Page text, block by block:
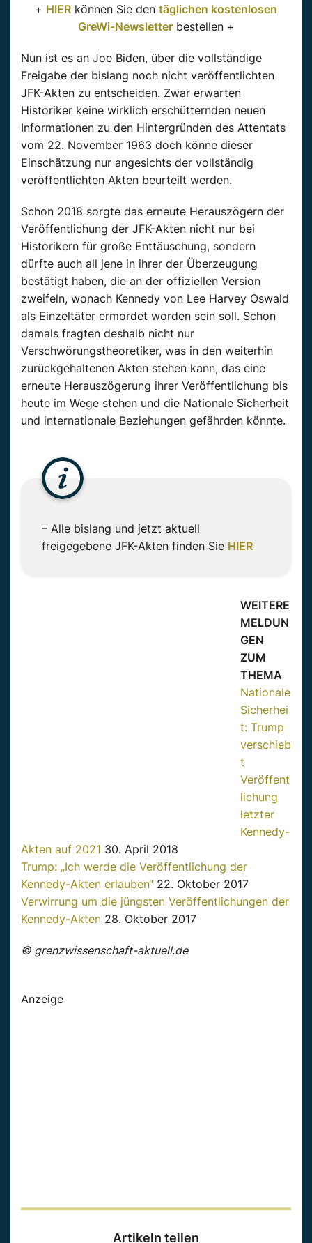
+ HIER können Sie den täglichen kostenlosen
GreWi-Newsletterbestellen +
Nun ist es an Joe Biden, über die vollständige
Freigabe der bislang noch nicht veröffentlichten
JFK-Akten zu entscheiden. Zwar erwarten
Historiker keine wirklich erschütternden neuen
Informationen zu den Hintergründen des Attentats
vom 22. November 1963 doch könne dieser
Einschätzung nur angesichts der vollständig
veröffentlichten Akten beurteilt werden.
Schon 2018 sorgte das erneute Herauszögern der
Veröffentlichung der JFK-Akten nicht nur bei
Historikern für große Enttäuschung, sondern
dürfte auch all jene in ihrer der Überzeugung
bestätigt haben, die an der offiziellen Version
zweifeln, wonach Kennedy von Lee Harvey Oswald
als Einzeltäter ermordet worden sein soll. Schon
damals fragten deshalb nicht nur
Verschwörungstheoretiker, was in den weiterhin
zurückgehaltenen Akten stehen kann, das eine
erneute Herauszögerung ihrer Veröffentlichung bis
heute im Wege stehen und die Nationale Sicherheit
und internationale Beziehungen gefährden könnte.
– Alle bislang und jetzt aktuell
freigegebene JFK-Akten finden Sie HIER
WEITERE
MELDUN
GEN
ZUM
THEMA
Nationale
Sicherhei
t: Trump
verschieb
t
Veröffent
lichung
letzter
Kennedy-
Akten auf 2021 30. April 2018
Trump: „Ich werde die Veröffentlichung der
Kennedy-Akten erlauben“ 22. Oktober 2017
Verwirrung um die jüngsten Veröffentlichungen der
Kennedy-Akten 28. Oktober 2017
© grenzwissenschaft-aktuell.de
Anzeige
Artikeln teilen